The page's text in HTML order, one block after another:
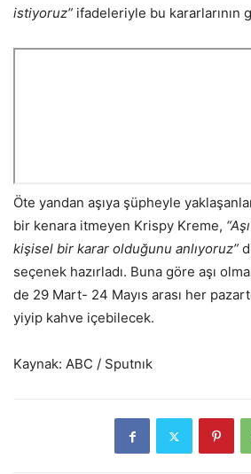
istiyoruz” ifadeleriyle bu kararlarının
​​Öte yandan aşıya şüpheyle
bir kenara itmeyen Krispy Kreme,
kişisel bir karar olduğunu anlıyoruz”
seçenek hazırladı. Buna göre aşı
de 29 Mart- 24 Mayıs arası her
yiyip kahve içebilecek.
Kaynak: ABC / Sputnık